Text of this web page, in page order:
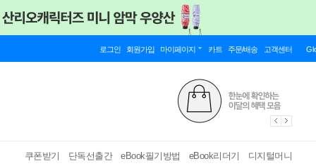
로그인 회원가입 마이페이지 카트 주문/배송 고객센터
쿠폰받기 단독선출간 eBook필기방법 eBook리더기 디지털머니